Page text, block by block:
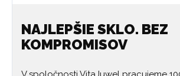
NAJLEPŠIE SKLO. BEZ
KOMPROMISOV